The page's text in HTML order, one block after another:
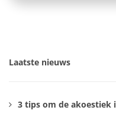
Laatste nieuws
3 tips om de